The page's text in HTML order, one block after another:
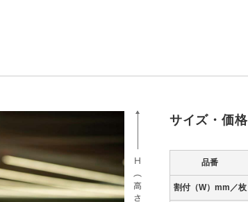
サイズ・価格
品番
割付（W）mm／枚